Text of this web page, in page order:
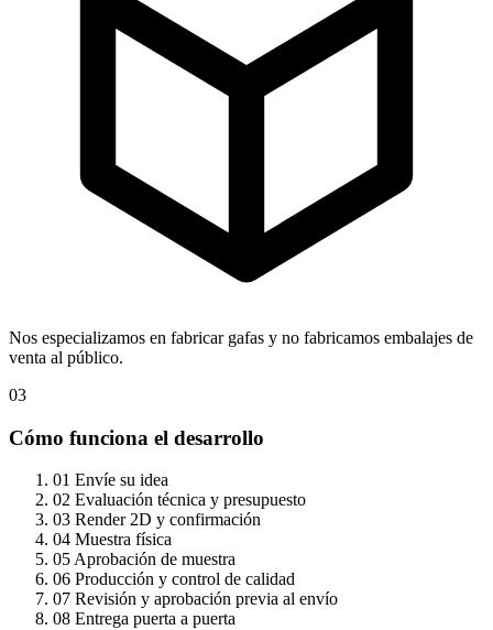
Nos especializamos en fabricar gafas y no fabricamos embalajes de
venta al público.
03
Cómo funciona el desarrollo
01 Envíe su idea
02 Evaluación técnica y presupuesto
03 Render 2D y confirmación
04 Muestra física
05 Aprobación de muestra
06 Producción y control de calidad
07 Revisión y aprobación previa al envío
08 Entrega puerta a puerta